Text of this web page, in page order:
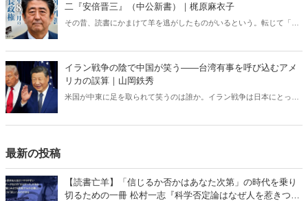
二『安倍晋三』（中公新書）｜梶原麻衣子
その昔、読書にかまけて羊を逃がしたものがいるという。転じて「読
ある。元月刊『Hanada』編集部員のライター・梶原がお送りする時事
書評！
イラン戦争の陰で中国が笑う――台湾有事を呼び込むアメ
リカの誤算｜山岡鉄秀
米国が中東に足を取られて笑うのは誰か。イラン戦争は日本にとって
最新の投稿
【読書亡羊】「信じるか否かはあなた次第」の時代を乗り
切るための一冊 松村一志『科学否定論はなぜ人を惹きつけ